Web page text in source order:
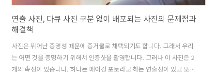
연출 사진, 다큐 사진 구분 없이 배포되는 사진의 문제점과
해결책
사진은 뛰어난 증명성 때문에 증거물로 채택되기도 합니다. 그래서 우리
는 어떤 것을 증명하기 위해서 인증샷을 촬영합니다. 그러나 이 사진은 2
개의 속성이 있습니다. 하나는 메이킹 포토라고 하는 연출성이 있고 또